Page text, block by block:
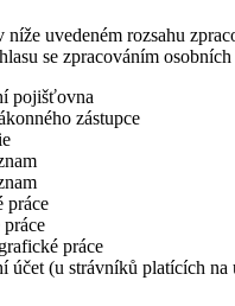
níže uvedeném rozsahu
se zpracováním
pojišťovna
zástupce
práce
práce
práce
účet (u strávníků platících na